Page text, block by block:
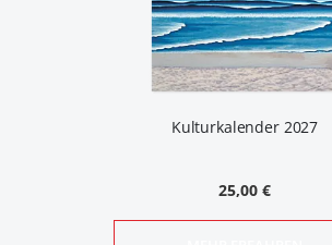
Kulturkalender 2027
25,00 €